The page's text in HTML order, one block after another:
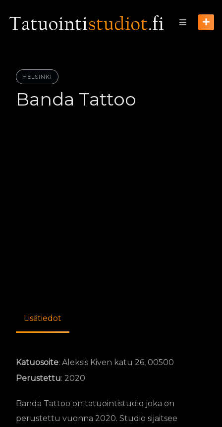
content
HELSINKI
Banda Tattoo
Lisätiedot
Katuosoite: Aleksis Kiven katu 26, 00500
Perustettu: 2020
Banda Tattoo on tatuointistudio joka on
perustettu vuonna 2020. Studio sijaitsee